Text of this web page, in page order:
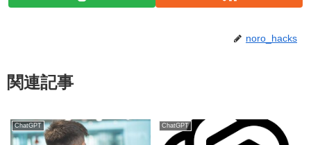
noro_hacks
関連記事
ChatGPT ChatGPT